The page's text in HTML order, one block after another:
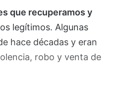
que recuperamos y
legítimos. Algunas
hace décadas y eran
robo y venta de